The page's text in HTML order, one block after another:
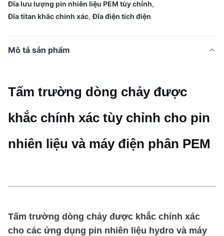
Đĩa lưu lượng pin nhiên liệu PEM tùy chỉnh,
Đĩa titan khắc chính xác,Đĩa điện tích điện
Mô tả sản phẩm
Tấm trường dòng chảy được
khắc chính xác tùy chỉnh cho pin
nhiên liệu và máy điện phân PEM
Tấm trường dòng chảy được khắc chính xác
cho các ứng dụng pin nhiên liệu hydro và máy